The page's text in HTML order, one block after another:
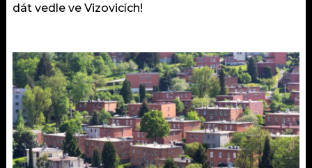
dát vedle ve Vizovicích!